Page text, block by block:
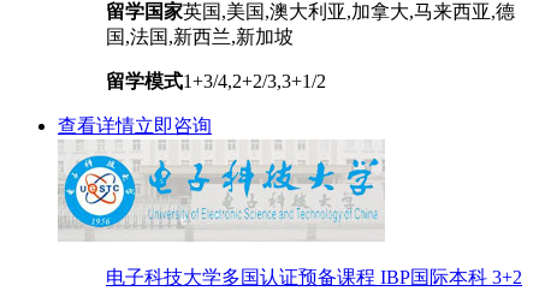
留学国家英国,美国,澳大利亚,加拿大,马来西亚,德
国,法国,新西兰,新加坡
留学模式1+3/4,2+2/3,3+1/2
查看详情立即咨询
电子科技大学多国认证预备课程 IBP国际本科 3+2